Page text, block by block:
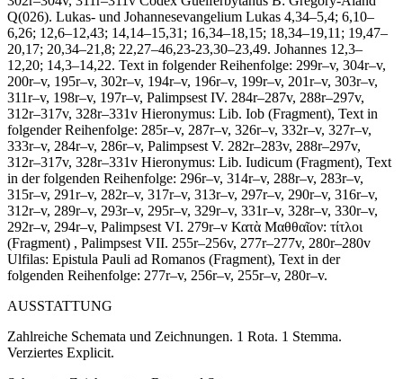
Q(026). Lukas- und Johannesevangelium Lukas 4,34–5,4; 6,10–
6,26; 12,6–12,43; 14,14–15,31; 16,34–18,15; 18,34–19,11; 19,47–
20,17; 20,34–21,8; 22,27–46,23-23,30–23,49. Johannes 12,3–
12,20; 14,3–14,22. Text in folgender Reihenfolge: 299r–v, 304r–v,
200r–v, 195r–v, 302r–v, 194r–v, 196r–v, 199r–v, 201r–v, 303r–v,
311r–v, 198r–v, 197r–v, Palimpsest IV. 284r–287v, 288r–297v,
312r–317v, 328r–331v Hieronymus: Lib. Iob (Fragment), Text in
folgender Reihenfolge: 285r–v, 287r–v, 326r–v, 332r–v, 327r–v,
333r–v, 284r–v, 286r–v, Palimpsest V. 282r–283v, 288r–297v,
312r–317v, 328r–331v Hieronymus: Lib. Iudicum (Fragment), Text
in der folgenden Reihenfolge: 296r–v, 314r–v, 288r–v, 283r–v,
315r–v, 291r–v, 282r–v, 317r–v, 313r–v, 297r–v, 290r–v, 316r–v,
312r–v, 289r–v, 293r–v, 295r–v, 329r–v, 331r–v, 328r–v, 330r–v,
292r–v, 294r–v, Palimpsest VI. 279r–v Κατὰ Μαθθαῖον: τίτλοι
(Fragment) , Palimpsest VII. 255r–256v, 277r–277v, 280r–280v
Ulfilas: Epistula Pauli ad Romanos (Fragment), Text in der
folgenden Reihenfolge: 277r–v, 256r–v, 255r–v, 280r–v.
AUSSTATTUNG
Zahlreiche Schemata und Zeichnungen. 1 Rota. 1 Stemma.
Verziertes Explicit.